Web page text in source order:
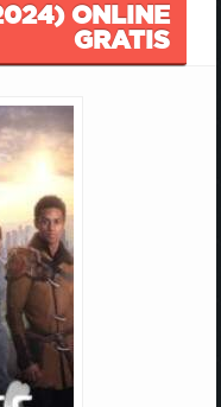
ONLINE
GRATIS